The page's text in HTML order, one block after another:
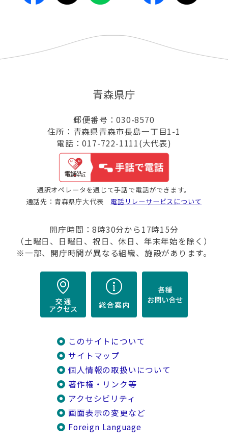
青森県庁
郵便番号：030-8570
住所：青森県青森市長島一丁目1-1
電話：017-722-1111(大代表)
通訳オペレータを通じて手話で電話ができます。
通話先：青森県庁大代表 電話リレーサービスについて
開庁時間：8時30分から17時15分
（土曜日、日曜日、祝日、休日、年末年始を除く）
※一部、開庁時間が異なる組織、施設があります。
このサイトについて
サイトマップ
個人情報の取扱いについて
著作権・リンク等
アクセシビリティ
画面表示の変更など
Foreign Language